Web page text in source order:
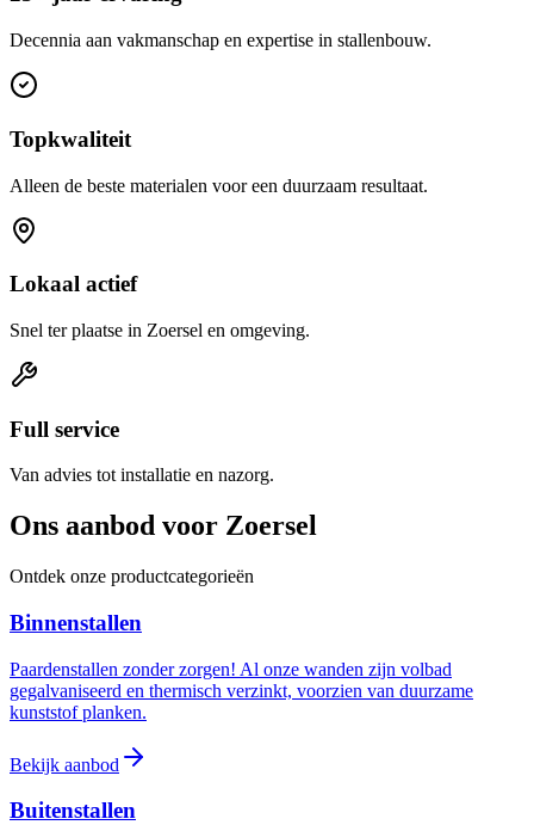
Decennia aan vakmanschap en expertise in stallenbouw.
Topkwaliteit
Alleen de beste materialen voor een duurzaam resultaat.
Lokaal actief
Snel ter plaatse in Zoersel en omgeving.
Full service
Van advies tot installatie en nazorg.
Ons aanbod voor Zoersel
Ontdek onze productcategorieën
Binnenstallen
Paardenstallen zonder zorgen! Al onze wanden zijn volbad
gegalvaniseerd en thermisch verzinkt, voorzien van duurzame
kunststof planken.
Bekijk aanbod
Buitenstallen